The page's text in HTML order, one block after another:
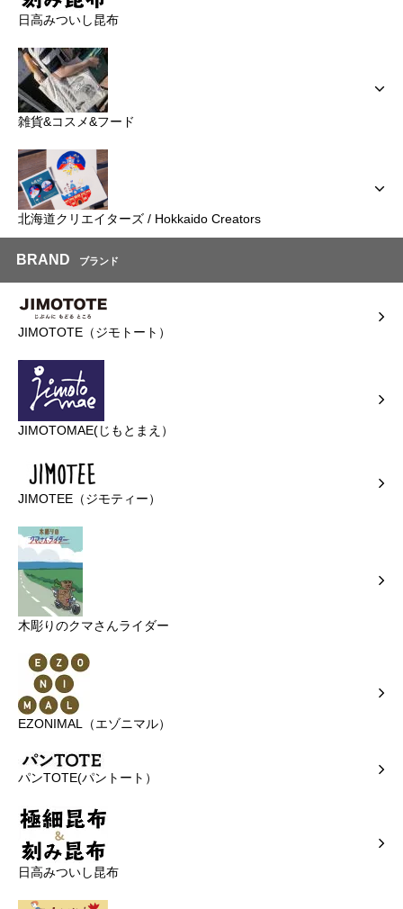
日高みついし昆布
雑貨&コスメ&フード
北海道クリエイターズ / Hokkaido Creators
BRAND ブランド
JIMOTOTE（ジモトート）
JIMOTOMAE(じもとまえ）
JIMOTEE（ジモティー）
木彫りのクマさんライダー
EZONIMAL（エゾニマル）
パンTOTE(パントート）
日高みついし昆布